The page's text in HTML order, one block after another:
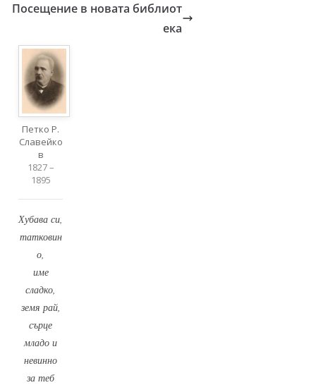
Посещение в новата библиот
ека
Петко Р.
Славейко
в
1827 –
1895
Хубава си,
татковин
о,
име
сладко,
земя рай,
сърце
младо и
невинно
за теб